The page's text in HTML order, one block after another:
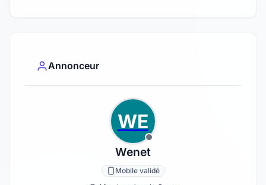
Annonceur
WE
Wenet
Mobile validé